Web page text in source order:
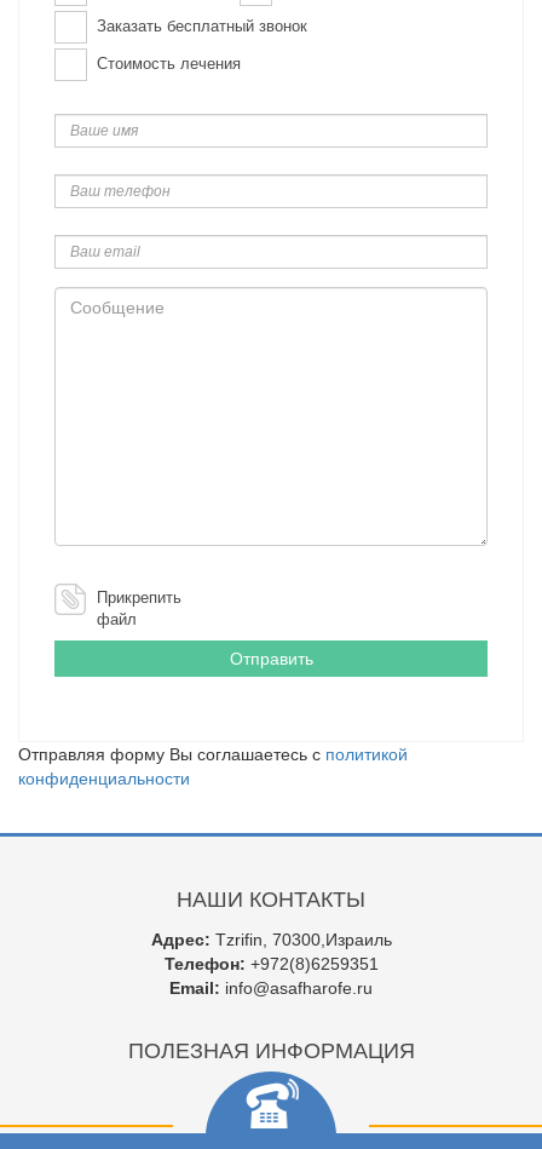
Заказать бесплатный звонок
Стоимость лечения
имя
телефон
email
Сообщение
Прикрепить
файл
Отправляя форму Вы соглашаетесь с политикой
конфиденциальности
НАШИ КОНТАКТЫ
Адрес: Tzrifin, 70300,Израиль
Телефон: +972(8)6259351
Email: info@asafharofe.ru
ПОЛЕЗНАЯ ИНФОРМАЦИЯ